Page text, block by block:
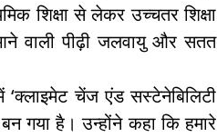
शिक्षा से लेकर उच्चतर शिक्षा
वाली पीढ़ी जलवायु और सतत
चेंज एंड सस्टेनेबिलिटी
गया है। उन्होंने कहा कि हमारे